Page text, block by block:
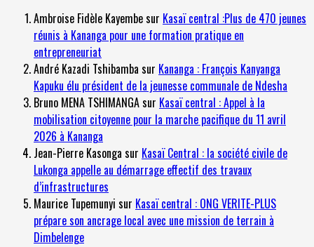
Ambroise Fidèle Kayembesur Kasaï central :Plus de 470 jeunes
réunis à Kananga pour une formation pratique en
entrepreneuriat
André Kazadi Tshibamba sur Kananga : François Kanyanga
Kapuku élu président de la jeunesse communale de Ndesha
Bruno MENA TSHIMANGAsur Kasaï central : Appel à la
mobilisation citoyenne pour la marche pacifique du 11 avril
2026 à Kananga
Jean-Pierre Kasonga sur Kasaï Central : la société civile de
Lukonga appelle au démarrage effectif des travaux
d’infrastructures
Maurice Tupemunyi sur Kasaï central : ONG VERITE-PLUS
prépare son ancrage local avec une mission de terrain à
Dimbelenge